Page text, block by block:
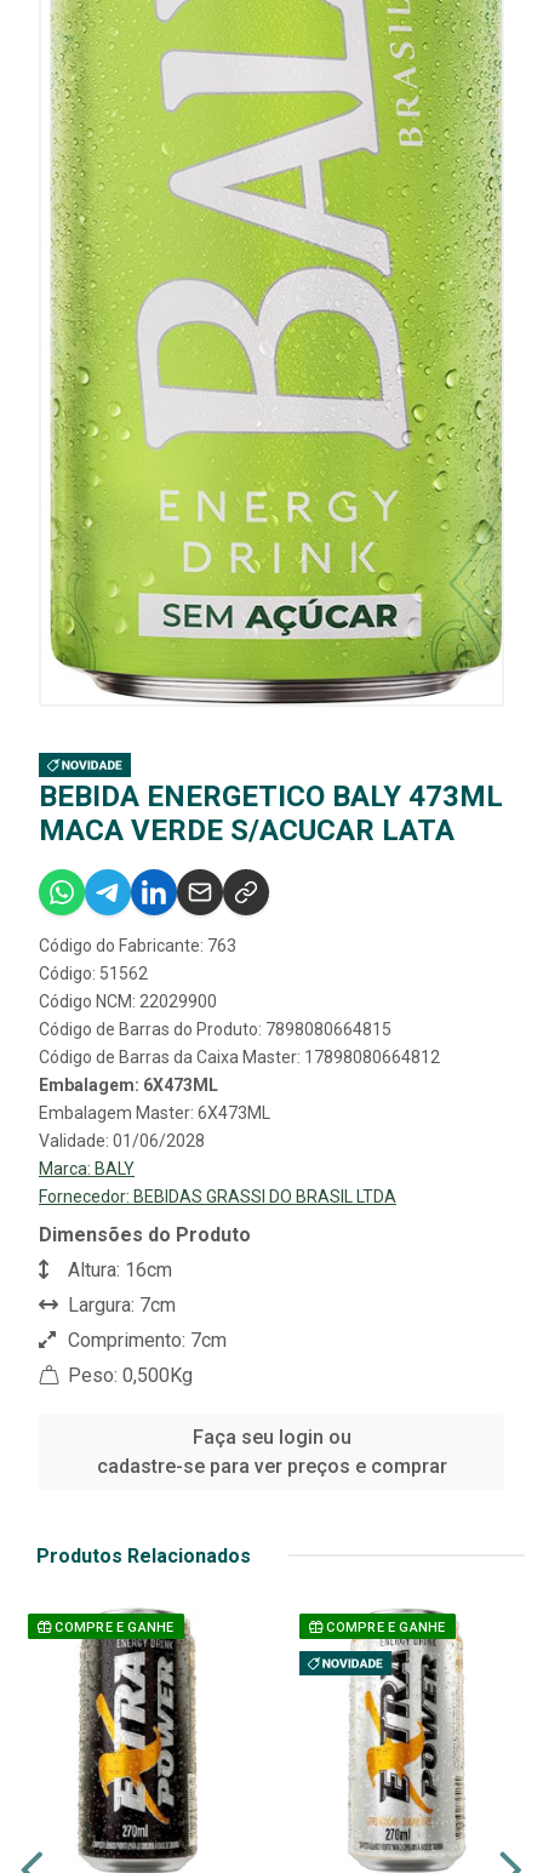
BEBIDA ENERGETICO BALY 473ML
MACA VERDE S/ACUCAR LATA
Código do Fabricante: 763
Código: 51562
Código NCM: 22029900
Código de Barras do Produto: 7898080664815
Código de Barras da Caixa Master: 17898080664812
Embalagem: 6X473ML
Embalagem Master: 6X473ML
Validade: 01/06/2028
Marca: BALY
Fornecedor: BEBIDAS GRASSI DO BRASIL LTDA
Dimensões do Produto
Altura: 16cm
Largura: 7cm
Comprimento: 7cm
Peso: 0,500Kg
Faça seu login ou
cadastre-se para ver preços e comprar
Produtos Relacionados
COMPRE E GANHE COMPRE E GANHE